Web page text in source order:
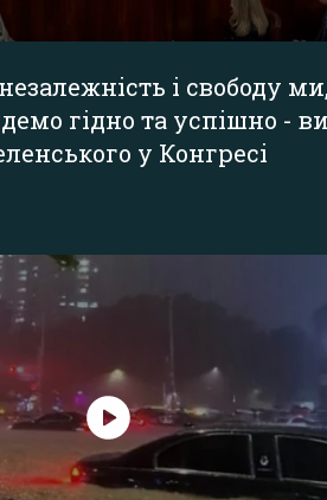
і свободу
гідно та успішно -
у Конгресі